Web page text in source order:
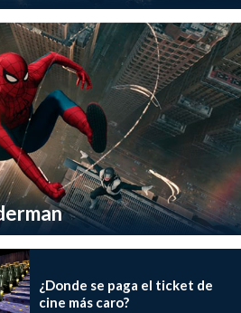
¿Donde se paga el ticket de
cine más caro?